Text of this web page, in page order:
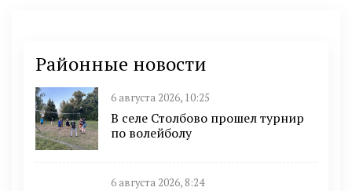
Районные новости
6 августа 2026, 10:25
В селе Столбово прошел турнир
по волейболу
6 августа 2026, 8:24